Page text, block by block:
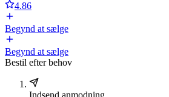
4.86
Begynd at sælge
Begynd at sælge
Bestil efter behov